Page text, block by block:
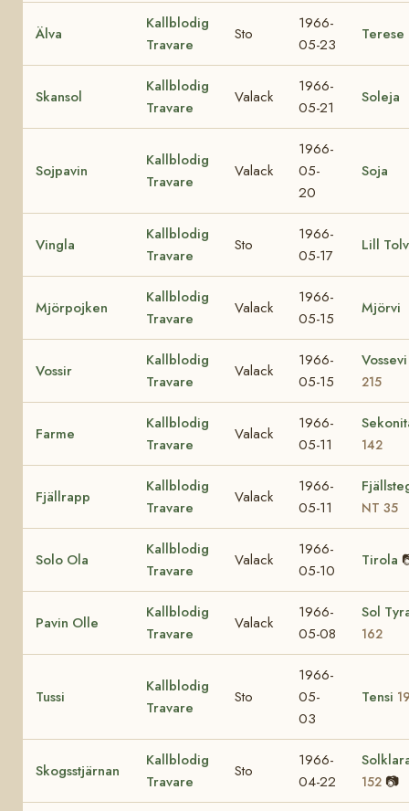
Älva
Kallblodig
Travare
Sto
1966-
05-23
Terese
Skansol
Kallblodig
Travare
Valack
1966-
05-21
Soleja
Sojpavin
Kallblodig
Travare
Valack
1966-
05-
20
Soja
Vingla
Kallblodig
Travare
Sto
1966-
05-17
Lill
Mjörpojken
Kallblodig
Travare
Valack
1966-
05-15
Mjörvi
Vossir
Kallblodig
Travare
Valack
1966-
05-15
215
Farme
Kallblodig
Travare
Valack
1966-
05-11
142
Fjällrapp
Kallblodig
Travare
Valack
1966-
05-11
NT 35
Solo Ola
Kallblodig
Travare
Valack
1966-
05-10
Tirola
Pavin Olle
Kallblodig
Travare
Valack
1966-
05-08
Sol
162
Tussi
Kallblodig
Travare
Sto
1966-
05-
03
Tensi
Skogsstjärnan
Kallblodig
Travare
Sto
1966-
04-22
152 📷